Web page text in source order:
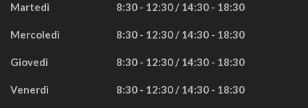
Martedì 8:30 - 12:30 / 14:30 - 18:30
Mercoledì 8:30 - 12:30 / 14:30 - 18:30
Giovedì 8:30 - 12:30 / 14:30 - 18:30
Venerdì 8:30 - 12:30 / 14:30 - 18:30